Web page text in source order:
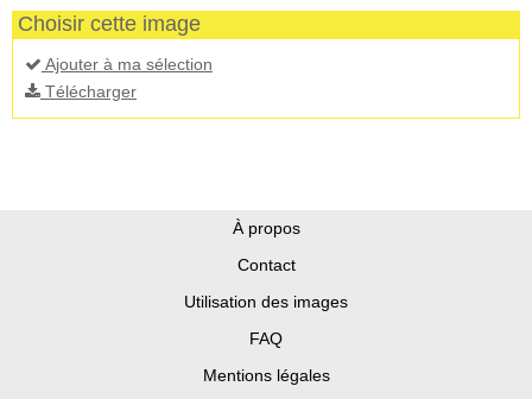
Choisir cette image
Ajouter à ma sélection
Télécharger
À propos
Contact
Utilisation des images
FAQ
Mentions légales